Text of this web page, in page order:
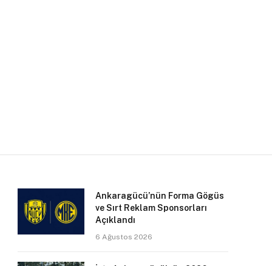
Ankaragücü’nün Forma Gögüs
ve Sırt Reklam Sponsorları
Açıklandı
6 Ağustos 2026